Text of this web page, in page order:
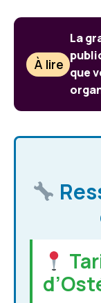
À lire
La
que